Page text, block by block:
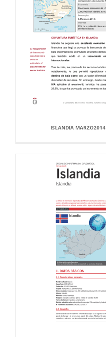
ISLANDIA MARZO2014